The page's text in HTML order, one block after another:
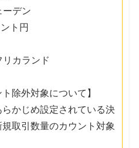
デン
ト円
カランド
除外対象について】
かじめ設定されている決
取引数量のカウント対象